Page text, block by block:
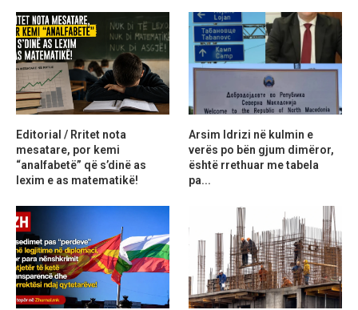
Editorial / Rritet nota
mesatare, por kemi
“analfabetë” që s’dinë as
lexim e as matematikë!
Arsim Idrizi në kulmin e
verës po bën gjum dimëror,
është rrethuar me tabela
pa...